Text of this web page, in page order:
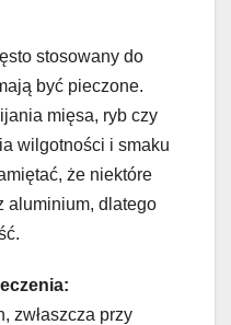
stosowany do
być pieczone.
mięsa, ryb czy
wilgotności i smaku
że niektóre
aluminium, dlatego
zwłaszcza przy